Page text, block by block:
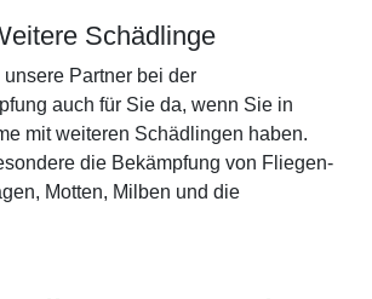
Schädlinge
Partner bei der
auch für Sie da, wenn Sie in
mit weiteren Schädlingen haben.
die Bekämpfung von Fliegen-
Motten, Milben und die